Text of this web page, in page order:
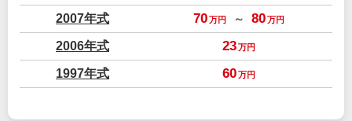
2007年式 70万円 ～ 80万円
2006年式 23万円
1997年式 60万円